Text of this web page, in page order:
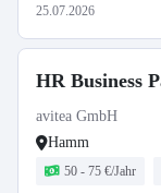
25.07.2026
HR Business
avitea GmbH
Hamm
50 - 75 €/Jahr